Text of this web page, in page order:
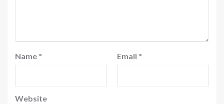
Name * Email *
Website